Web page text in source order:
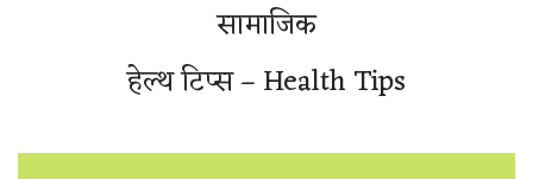
सामाजिक
हेल्थ टिप्स – Health Tips